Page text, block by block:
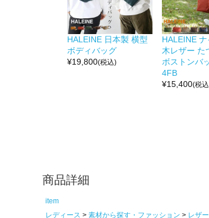
HALEINE 日本製 横型
ボディバッグ
¥19,800(税込)
HALEINE
木レザー た
ボストンバ
4FB
¥15,400(税
商品詳細
item
レディース
素材から探す・ファッション レザー